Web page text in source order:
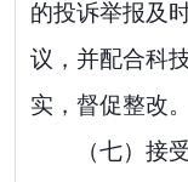
的投诉举报及
议，并配合科
实，督促整改。
（七） 接